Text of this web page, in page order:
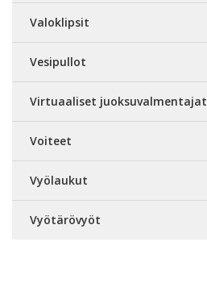
Valoklipsit
Vesipullot
Virtuaaliset juoksuvalmentajat
Voiteet
Vyölaukut
Vyötärövyöt